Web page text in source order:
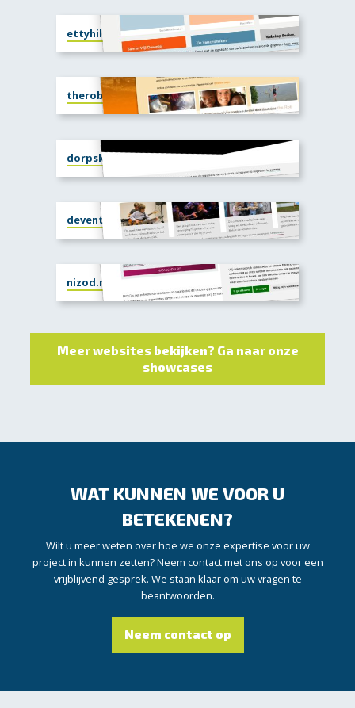
ettyhillesumcentrum.nl
therobfoundation.com
dorpskerkwilp.nl
deventercultuurlink.nl
nizod.nl
Meer websites bekijken? Ga naar onze
showcases
WAT KUNNEN WE VOOR U
BETEKENEN?
Wilt u meer weten over hoe we onze expertise voor uw
project in kunnen zetten? Neem contact met ons op voor een
vrijblijvend gesprek. We staan klaar om uw vragen te
beantwoorden.
Neem contact op